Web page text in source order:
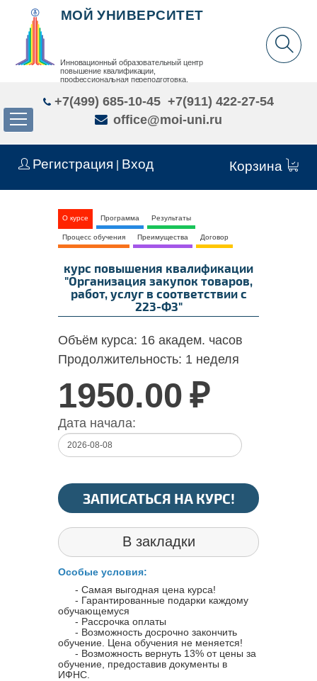
Регистрация Вход Корзина
МОЙ УНИВЕРСИТЕТ
Инновационный образовательный центр
повышение квалификации,
профессиональная переподготовка,
+7(499) 685-10-45 +7(911) 422-27-54
office@moi-uni.ru
О курсе Программа Результаты
Процесс обучения Преимущества Договор
курс повышения квалификации
"Организация закупок товаров,
работ, услуг в соответствии с
223-ФЗ"
Объём курса: 16 академ. часов
Продолжительность: 1 неделя
1950.00 ₽
Дата начала:
ЗАПИСАТЬСЯ НА КУРС!
В закладки
Особые условия:
- Самая выгодная цена курса!
- Гарантированные подарки каждому
обучающемуся
- Рассрочка оплаты
- Возможность досрочно закончить
обучение. Цена обучения не меняется!
- Возможность вернуть 13% от цены за
обучение, предоставив документы в
ИФНС.